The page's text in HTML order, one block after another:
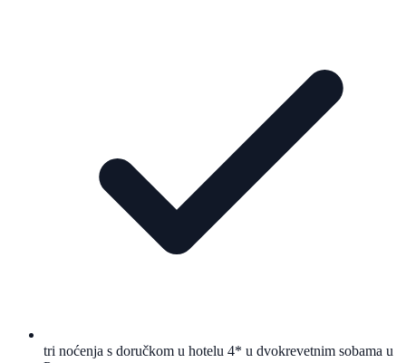
tri noćenja s doručkom u hotelu 4* u dvokrevetnim sobama u